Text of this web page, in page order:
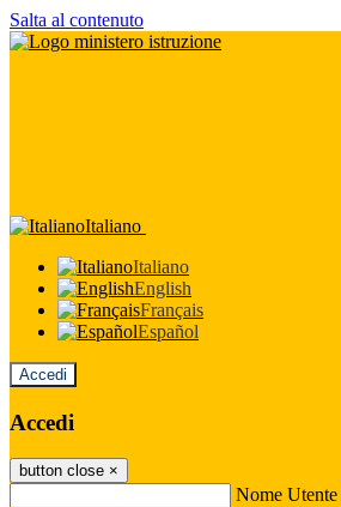
Salta al contenuto
Italiano
Italiano
English
Français
Español
Accedi
Accedi
button close ×
Nome Utente